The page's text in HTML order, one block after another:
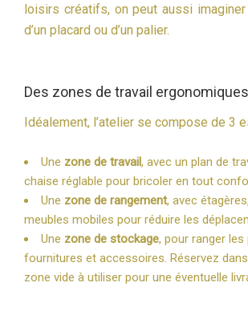
loisirs créatifs, on peut aussi imaginer
d’un placard ou d’un palier.
Des zones de travail ergonomiques
Idéalement, l’atelier se compose de 3
Une zone de travail, avec un plan de
chaise réglable pour bricoler en tout
Une zone de rangement, avec
meubles mobiles pour réduire les
Une zone de stockage, pour ranger les
fournitures et accessoires. Réservez
zone vide à utiliser pour une éventuelle